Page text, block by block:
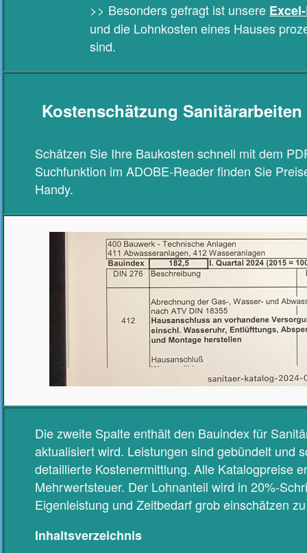
>> Besonders gefragt ist unsere
und die Lohnkosten eines Hauses
sind.
Kostenschätzung Sanitärarbeiten
Schätzen Sie Ihre Baukosten schnell mit dem
Suchfunktion im ADOBE-Reader finden Sie
Handy.
Die zweite Spalte enthält den Bauindex für
aktualisiert wird. Leistungen sind gebündelt und
detaillierte Kostenermittlung. Alle Katalogpreise
Mehrwertsteuer. Der Lohnanteil wird in 20%-
Eigenleistung und Zeitbedarf grob einschätzen
Inhaltsverzeichnis